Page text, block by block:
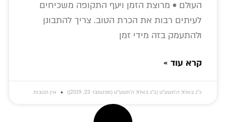
העולם • מרוצת הזמן ויעף התקופה משכיחים
לעיתים רבות את הכרת הטוב. צריך להתבונן
ולהתעמק בזה מידי זמן
קרא עוד »
כ״ג באלול ה׳תשע״ט (כ״ג באלול ה׳תשע״ט (ספטמבר 23, 2019)) אין תגובות